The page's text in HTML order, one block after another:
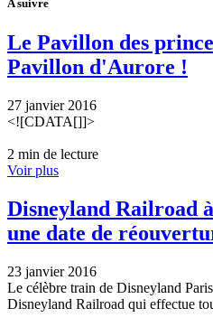
A suivre
Le Pavillon des
Pavillon d'Aurore !
27 janvier 2016
<![CDATA[]]>
2 min de lecture
Voir plus
Disneyland Railroad
une date de
23 janvier 2016
Le célèbre train de Disneyland
Disneyland Railroad qui effectue